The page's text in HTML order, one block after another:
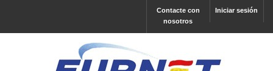
Iniciar sesión
Contacte con
nosotros